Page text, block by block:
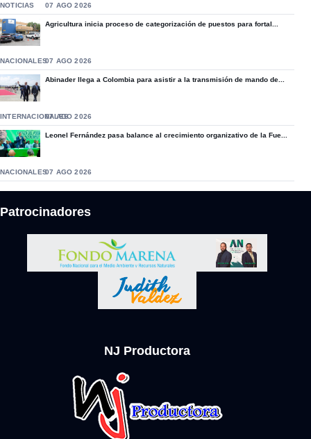
NOTICIAS 07 AGO 2026
Agricultura inicia proceso de categorización de puestos para fortal...
NACIONALES07 AGO 2026
Abinader llega a Colombia para asistir a la transmisión de mando de...
INTERNACIONALES07 AGO 2026
Leonel Fernández pasa balance al crecimiento organizativo de la Fue...
NACIONALES07 AGO 2026
Patrocinadores
NJ Productora